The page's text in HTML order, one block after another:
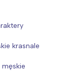
krasnale